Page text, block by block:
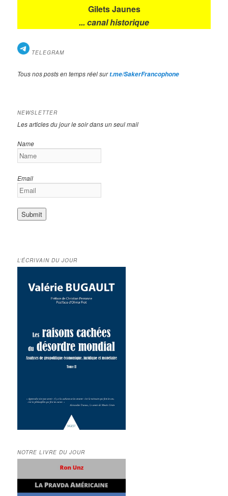
Gilets Jaunes
... canal historique
TELEGRAM
Tous nos posts en temps réel surt.me/SakerFrancophone
NEWSLETTER
Les articles du jour le soir dans un seul mail
Name
Email
L’ÉCRIVAIN DU JOUR
NOTRE LIVRE DU JOUR